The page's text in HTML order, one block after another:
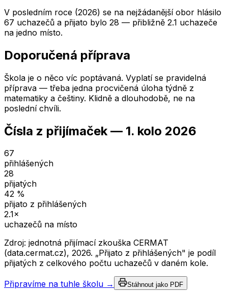
V posledním roce (2026) se na nejžádanější obor hlásilo
67 uchazečů a přijato bylo 28 — přibližně 2.1 uchazeče
na jedno místo.
Doporučená příprava
Škola je o něco víc poptávaná. Vyplatí se pravidelná
příprava — třeba jedna procvičená úloha týdně z
matematiky a češtiny. Klidně a dlouhodobě, ne na
poslední chvíli.
Čísla z přijímaček — 1. kolo 2026
67
přihlášených
28
přijatých
42 %
přijato z přihlášených
2.1×
uchazečů na místo
Zdroj: jednotná přijímací zkouška CERMAT
(data.cermat.cz), 2026. „Přijato z přihlášených" je podíl
přijatých z celkového počtu uchazečů v daném kole.
Připravíme na tuhle školu → Stáhnout jako PDF